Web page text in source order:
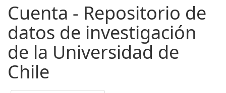
Cuenta - Repositorio de
datos de investigación
de la Universidad de
Chile